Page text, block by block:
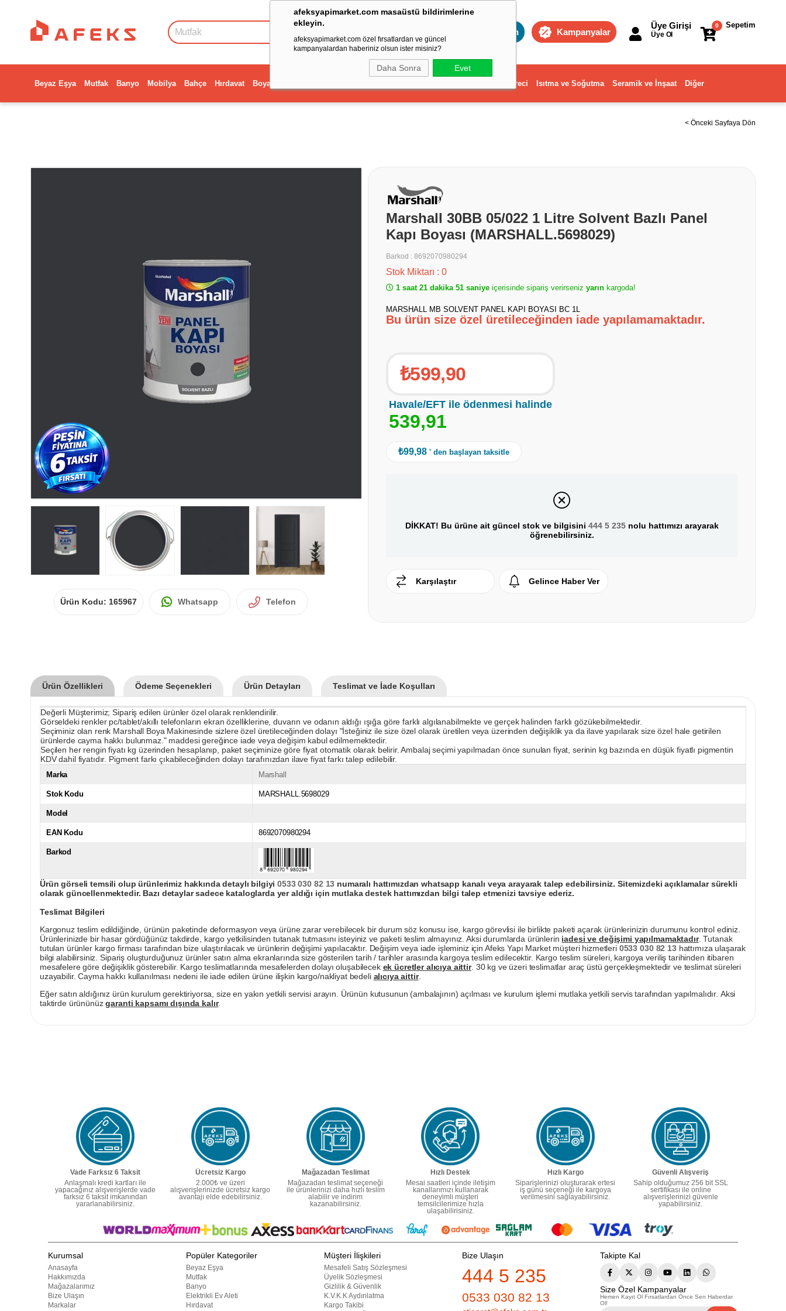
afeksyapimarket.com masaüstü bildirimlerine
ekleyin.
afeksyapimarket.com özel fırsatlardan ve güncel
kampanyalardan haberiniz olsun ister misiniz?
Daha Sonra Evet
Toptan Kampanyalar
Sepetim
0
Üye Girişi
Üye Ol
Beyaz Eşya Mutfak Banyo Mobilya Bahçe Hırdavat Boya Dekorasyon ve Ev Gereci Isıtma ve Soğutma Seramik ve İnşaat Diğer
< Önceki Sayfaya Dön
Ürün Kodu: 165967 Whatsapp Telefon
Marshall 30BB 05/022 1 Litre Solvent Bazlı Panel
Kapı Boyası (MARSHALL.5698029)
Barkod : 8692070980294
Stok Miktarı : 0
1 saat 21 dakika 50 saniye içerisinde sipariş verirseniz yarın kargoda!
MARSHALL MB SOLVENT PANEL KAPI BOYASI BC 1L
Bu ürün size özel üretileceğinden iade yapılamamaktadır.
₺599,90
Havale/EFT ile ödenmesi halinde
539,91
₺99,98 ' den başlayan taksitle
DİKKAT! Bu ürüne ait güncel stok ve bilgisini 444 5 235nolu hattımızı arayarak
öğrenebilirsiniz.
Karşılaştır Gelince Haber Ver
Ürün Özellikleri Ödeme Seçenekleri Ürün Detayları Teslimat ve İade Koşulları
Değerli Müşterimiz; Sipariş edilen ürünler özel olarak renklendirilir.
Görseldeki renkler pc/tablet/akıllı telefonların ekran özelliklerine, duvarın ve odanın aldığı ışığa göre farklı algılanabilmekte ve gerçek halinden farklı gözükebilmektedir.
Seçiminiz olan renk Marshall Boya Makinesinde sizlere özel üretileceğinden dolayı "İsteğiniz ile size özel olarak üretilen veya üzerinden değişiklik ya da ilave yapılarak size özel hale getirilen
ürünlerde cayma hakkı bulunmaz." maddesi gereğince iade veya değişim kabul edilmemektedir.
Seçilen her rengin fiyatı kg üzerinden hesaplanıp, paket seçiminize göre fiyat otomatik olarak belirir. Ambalaj seçimi yapılmadan önce sunulan fiyat, serinin kg bazında en düşük fiyatlı pigmentin
KDV dahil fiyatıdır. Pigment farkı çıkabileceğinden dolayı tarafınızdan ilave fiyat farkı talep edilebilir.
Marka Marshall
Stok Kodu MARSHALL.5698029
Model
EAN Kodu 8692070980294
Barkod
Ürün görseli temsili olup ürünlerimiz hakkında detaylı bilgiyi0533 030 82 13 numaralı hattımızdan whatsapp kanalı veya arayarak talep edebilirsiniz. Sitemizdeki açıklamalar sürekli
olarak güncellenmektedir. Bazı detaylar sadece kataloglarda yer aldığı için mutlaka destek hattımızdan bilgi talep etmenizi tavsiye ederiz.
Teslimat Bilgileri
Kargonuz teslim edildiğinde, ürünün paketinde deformasyon veya ürüne zarar verebilecek bir durum söz konusu ise, kargo görevlisi ile birlikte paketi açarak ürünlerinizin durumunu kontrol ediniz.
Ürünlerinizde bir hasar gördüğünüz takdirde, kargo yetkilisinden tutanak tutmasını isteyiniz ve paketi teslim almayınız. Aksi durumlarda ürünlerin iadesi ve değişimi yapılmamaktadır. Tutanak
tutulan ürünler kargo firması tarafından bize ulaştırılacak ve ürünlerin değişimi yapılacaktır. Değişim veya iade işleminiz için Afeks Yapı Market müşteri hizmetleri 0533 030 82 13hattımıza ulaşarak
bilgi alabilirsiniz. Sipariş oluşturduğunuz ürünler satın alma ekranlarında size gösterilen tarih / tarihler arasında kargoya teslim edilecektir. Kargo teslim süreleri, kargoya veriliş tarihinden itibaren
mesafelere göre değişiklik gösterebilir. Kargo teslimatlarında mesafelerden dolayı oluşabilecek ek ücretler alıcıya aittir. 30 kg ve üzeri teslimatlar araç üstü gerçekleşmektedir ve teslimat süreleri
uzayabilir. Cayma hakkı kullanılması nedeni ile iade edilen ürüne ilişkin kargo/nakliyat bedeli alıcıya aittir.
Eğer satın aldığınız ürün kurulum gerektiriyorsa, size en yakın yetkili servisi arayın. Ürünün kutusunun (ambalajının) açılması ve kurulum işlemi mutlaka yetkili servis tarafından yapılmalıdır. Aksi
taktirde ürününüzgaranti kapsamı dışında kalır.
Vade Farksız 6 Taksit
Anlaşmalı kredi kartları ile
yapacağınız alışverişlerde vade
farksız 6 taksit imkanından
yararlanabilirsiniz.
Ücretsiz Kargo
2.000₺ ve üzeri
alışverişlerinizde ücretsiz kargo
avantajı elde edebilirsiniz.
Mağazadan Teslimat
Mağazadan teslimat seçeneği
ile ürünlerinizi daha hızlı teslim
alabilir ve indirim
kazanabilirsiniz.
Hızlı Destek
Mesai saatleri içinde iletişim
kanallarımızı kullanarak
deneyimli müşteri
temsilcilerimize hızla
ulaşabilirisiniz.
Hızlı Kargo
Siparişlerinizi oluşturarak ertesi
iş günü seçeneği ile kargoya
verilmesini sağlayabilirsiniz.
Güvenli Alışveriş
Sahip olduğumuz 256 bit SSL
sertifikası ile online
alışverişlerinizi güvenle
yapabilirsiniz.
Kurumsal
Anasayfa
Hakkımızda
Mağazalarımız
Bize Ulaşın
Markalar
Popüler Kategoriler
Beyaz Eşya
Mutfak
Banyo
Elektrikli Ev Aleti
Hırdavat
Müşteri İlişkileri
Mesafeli Satış Sözleşmesi
Üyelik Sözleşmesi
Gizlilik & Güvenlik
K.V.K.K Aydınlatma
Kargo Takibi
Bize Ulaşın
444 5 235
0533 030 82 13
Takipte Kal
Size Özel Kampanyalar
Hemen Kayıt Ol Fırsatlardan Önce Sen Haberdar
Ol!